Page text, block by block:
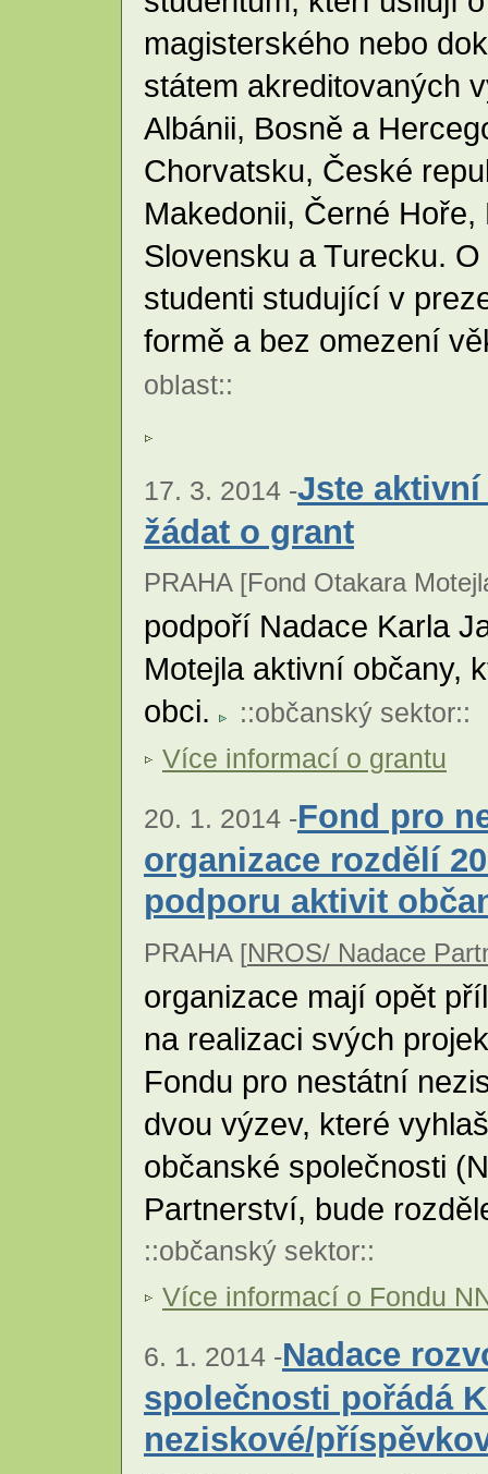
magisterského nebo
státem akreditovaných
Albánii, Bosně a
Chorvatsku, České
Makedonii, Černé
Slovensku a Turecku.
studenti studující v
formě a bez omezení
oblast::
17. 3. 2014 -Jste aktivní
žádat o grant
PRAHA [Fond Otakara
podpoří Nadace Karla
Motejla aktivní občany,
obci.
::občanský sektor::
Více informací o grantu
20. 1. 2014 -Fond pro
organizace rozdělí
podporu aktivit
PRAHA [NROS/ Nadace
organizace mají opět
na realizaci svých
Fondu pro nestátní
dvou výzev, které
občanské společnosti
Partnerství, bude
::občanský sektor::
Více informací o Fondu
6. 1. 2014 -Nadace
společnosti pořádá
neziskové/